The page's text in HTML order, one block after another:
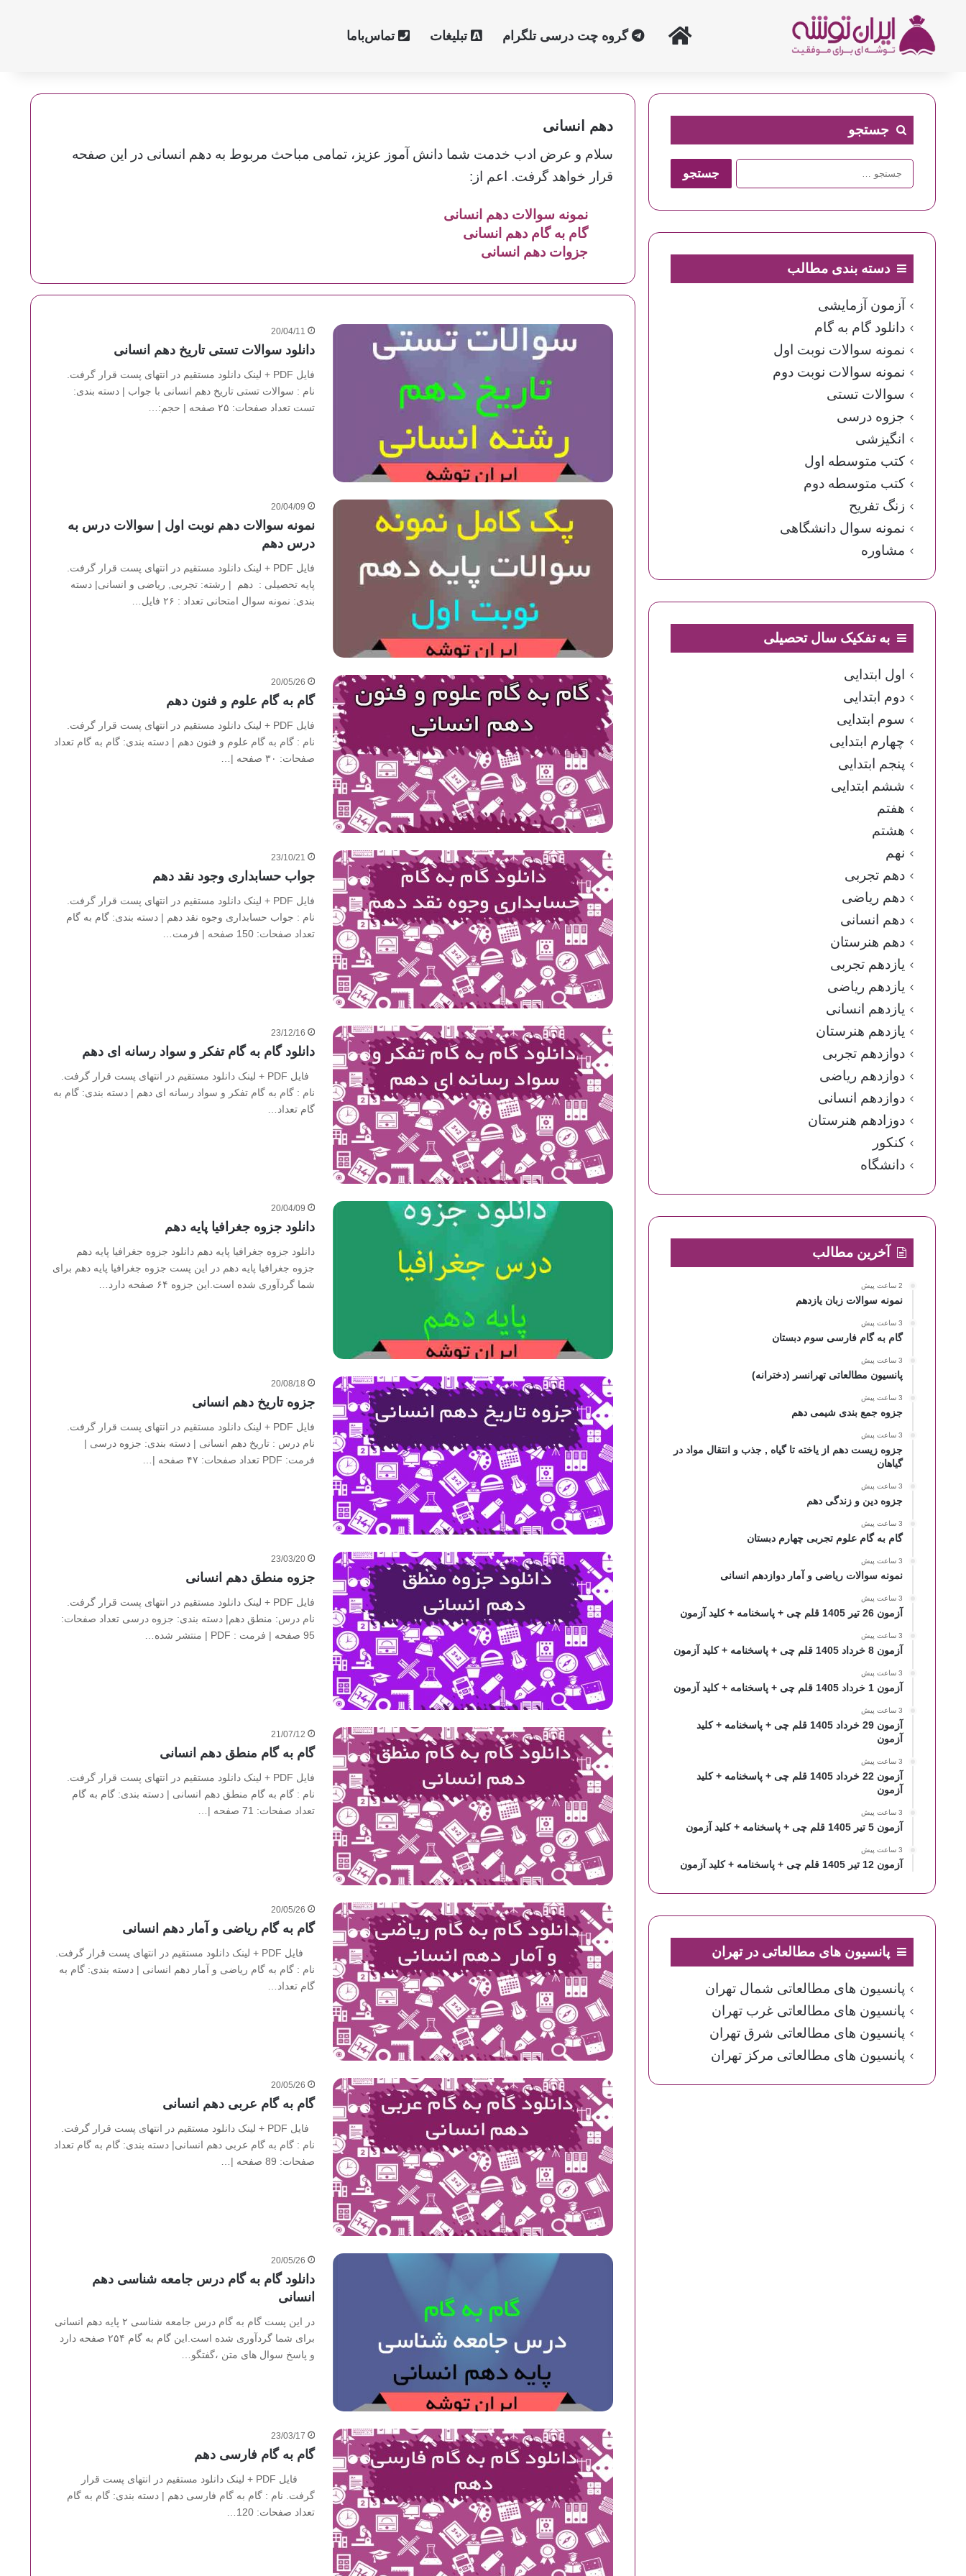
خانه گروه چت درسی تلگرام تبلیغات تماس‌با‌ما
دهم انسانی
سلام و عرض ادب خدمت شما دانش آموز عزیز، تمامی مباحث مربوط به دهم انسانی در این صفحه
قرار خواهد گرفت. اعم از:
نمونه سوالات دهم انسانی
گام به گام دهم انسانی
جزوات دهم انسانی
20/04/11
دانلود سوالات تستی تاریخ دهم انسانی
فایل PDF + لینک دانلود مستقیم در انتهای پست قرار گرفت.
نام : سوالات تستی تاریخ دهم انسانی با جواب | دسته بندی:
تست تعداد صفحات: ۲۵ صفحه | حجم:…
20/04/09
نمونه سوالات دهم نوبت اول | سوالات درس به
درس دهم
فایل PDF + لینک دانلود مستقیم در انتهای پست قرار گرفت.
پایه تحصیلی : دهم | رشته: تجربی, ریاضی و انسانی| دسته
بندی: نمونه سوال امتحانی تعداد : ۲۶ فایل…
20/05/26
گام به گام علوم و فنون دهم
فایل PDF + لینک دانلود مستقیم در انتهای پست قرار گرفت.
نام : گام به گام علوم و فنون دهم | دسته بندی: گام به گام تعداد
صفحات: ۳۰ صفحه |…
23/10/21
جواب حسابداری وجود نقد دهم
فایل PDF + لینک دانلود مستقیم در انتهای پست قرار گرفت.
نام : جواب حسابداری وجوه نقد دهم | دسته بندی: گام به گام
تعداد صفحات: 150 صفحه | فرمت…
23/12/16
دانلود گام به گام تفکر و سواد رسانه ای دهم
فایل PDF + لینک دانلود مستقیم در انتهای پست قرار گرفت.
نام : گام به گام تفکر و سواد رسانه ای دهم | دسته بندی: گام به
گام تعداد…
20/04/09
دانلود جزوه جغرافیا پایه دهم
دانلود جزوه جغرافیا پایه دهم دانلود جزوه جغرافیا پایه دهم
جزوه جغرافیا پایه دهم در این پست جزوه جغرافیا پایه دهم برای
شما گردآوری شده است.این جزوه ۶۴ صفحه دارد…
20/08/18
جزوه تاریخ دهم انسانی
فایل PDF + لینک دانلود مستقیم در انتهای پست قرار گرفت.
نام درس : تاریخ دهم انسانی | دسته بندی: جزوه درسی |
فرمت: PDF تعداد صفحات: ۴۷ صفحه |…
23/03/20
جزوه منطق دهم انسانی
فایل PDF + لینک دانلود مستقیم در انتهای پست قرار گرفت.
نام درس: منطق دهم| دسته بندی: جزوه درسی تعداد صفحات:
95 صفحه | فرمت : PDF | منتشر شده…
21/07/12
گام به گام منطق دهم انسانی
فایل PDF + لینک دانلود مستقیم در انتهای پست قرار گرفت.
نام : گام به گام منطق دهم انسانی | دسته بندی: گام به گام
تعداد صفحات: 71 صفحه |…
20/05/26
گام به گام ریاضی و آمار دهم انسانی
فایل PDF + لینک دانلود مستقیم در انتهای پست قرار گرفت.
نام : گام به گام ریاضی و آمار دهم انسانی | دسته بندی: گام به
گام تعداد…
20/05/26
گام به گام عربی دهم انسانی
فایل PDF + لینک دانلود مستقیم در انتهای پست قرار گرفت.
نام : گام به گام عربی دهم انسانی| دسته بندی: گام به گام تعداد
صفحات: 89 صفحه |…
20/05/26
دانلود گام به گام درس جامعه شناسی دهم
انسانی
در این پست گام به گام درس جامعه شناسی ۲ پایه دهم انسانی
برای شما گردآوری شده است.این گام به گام ۲۵۴ صفحه دارد
و پاسخ سوال های متن ،گفتگو…
23/03/17
گام به گام فارسی دهم
فایل PDF + لینک دانلود مستقیم در انتهای پست قرار
گرفت. نام : گام به گام فارسی دهم | دسته بندی: گام به گام
تعداد صفحات: 120…
جستجو
جستجو
برای:
دسته بندی مطالب
آزمون آزمایشی
دانلود گام به گام
نمونه سوالات نوبت اول
نمونه سوالات نوبت دوم
سوالات تستی
جزوه درسی
انگیزشی
کتب متوسطه اول
کتب متوسطه دوم
زنگ تفریح
نمونه سوال دانشگاهی
مشاوره
به تفکیک سال تحصیلی
اول ابتدایی
دوم ابتدایی
سوم ابتدایی
چهارم ابتدایی
پنجم ابتدایی
ششم ابتدایی
هفتم
هشتم
نهم
دهم تجربی
دهم ریاضی
دهم انسانی
دهم هنرستان
یازدهم تجربی
یازدهم ریاضی
یازدهم انسانی
یازدهم هنرستان
دوازدهم تجربی
دوازدهم ریاضی
دوازدهم انسانی
دوزادهم هنرستان
کنکور
دانشگاه
آخرین مطالب
2 ساعت پیش
نمونه سوالات زبان یازدهم
3 ساعت پیش
گام به گام فارسی سوم دبستان
3 ساعت پیش
پانسیون مطالعاتی تهرانسر (دخترانه)
3 ساعت پیش
جزوه جمع بندی شیمی دهم
3 ساعت پیش
جزوه زیست دهم از یاخته تا گیاه , جذب و انتقال مواد در
گیاهان
3 ساعت پیش
جزوه دین و زندگی دهم
3 ساعت پیش
گام به گام علوم تجربی چهارم دبستان
3 ساعت پیش
نمونه سوالات ریاضی و آمار دوازدهم انسانی
3 ساعت پیش
آزمون 26 تیر 1405 قلم چی + پاسخنامه + کلید آزمون
3 ساعت پیش
آزمون 8 خرداد 1405 قلم چی + پاسخنامه + کلید آزمون
3 ساعت پیش
آزمون 1 خرداد 1405 قلم چی + پاسخنامه + کلید آزمون
3 ساعت پیش
آزمون 29 خرداد 1405 قلم چی + پاسخنامه + کلید
آزمون
3 ساعت پیش
آزمون 22 خرداد 1405 قلم چی + پاسخنامه + کلید
آزمون
3 ساعت پیش
آزمون 5 تیر 1405 قلم چی + پاسخنامه + کلید آزمون
3 ساعت پیش
آزمون 12 تیر 1405 قلم چی + پاسخنامه + کلید آزمون
پانسیون های مطالعاتی در تهران
پانسیون های مطالعاتی شمال تهران
پانسیون های مطالعاتی غرب تهران
پانسیون های مطالعاتی شرق تهران
پانسیون های مطالعاتی مرکز تهران